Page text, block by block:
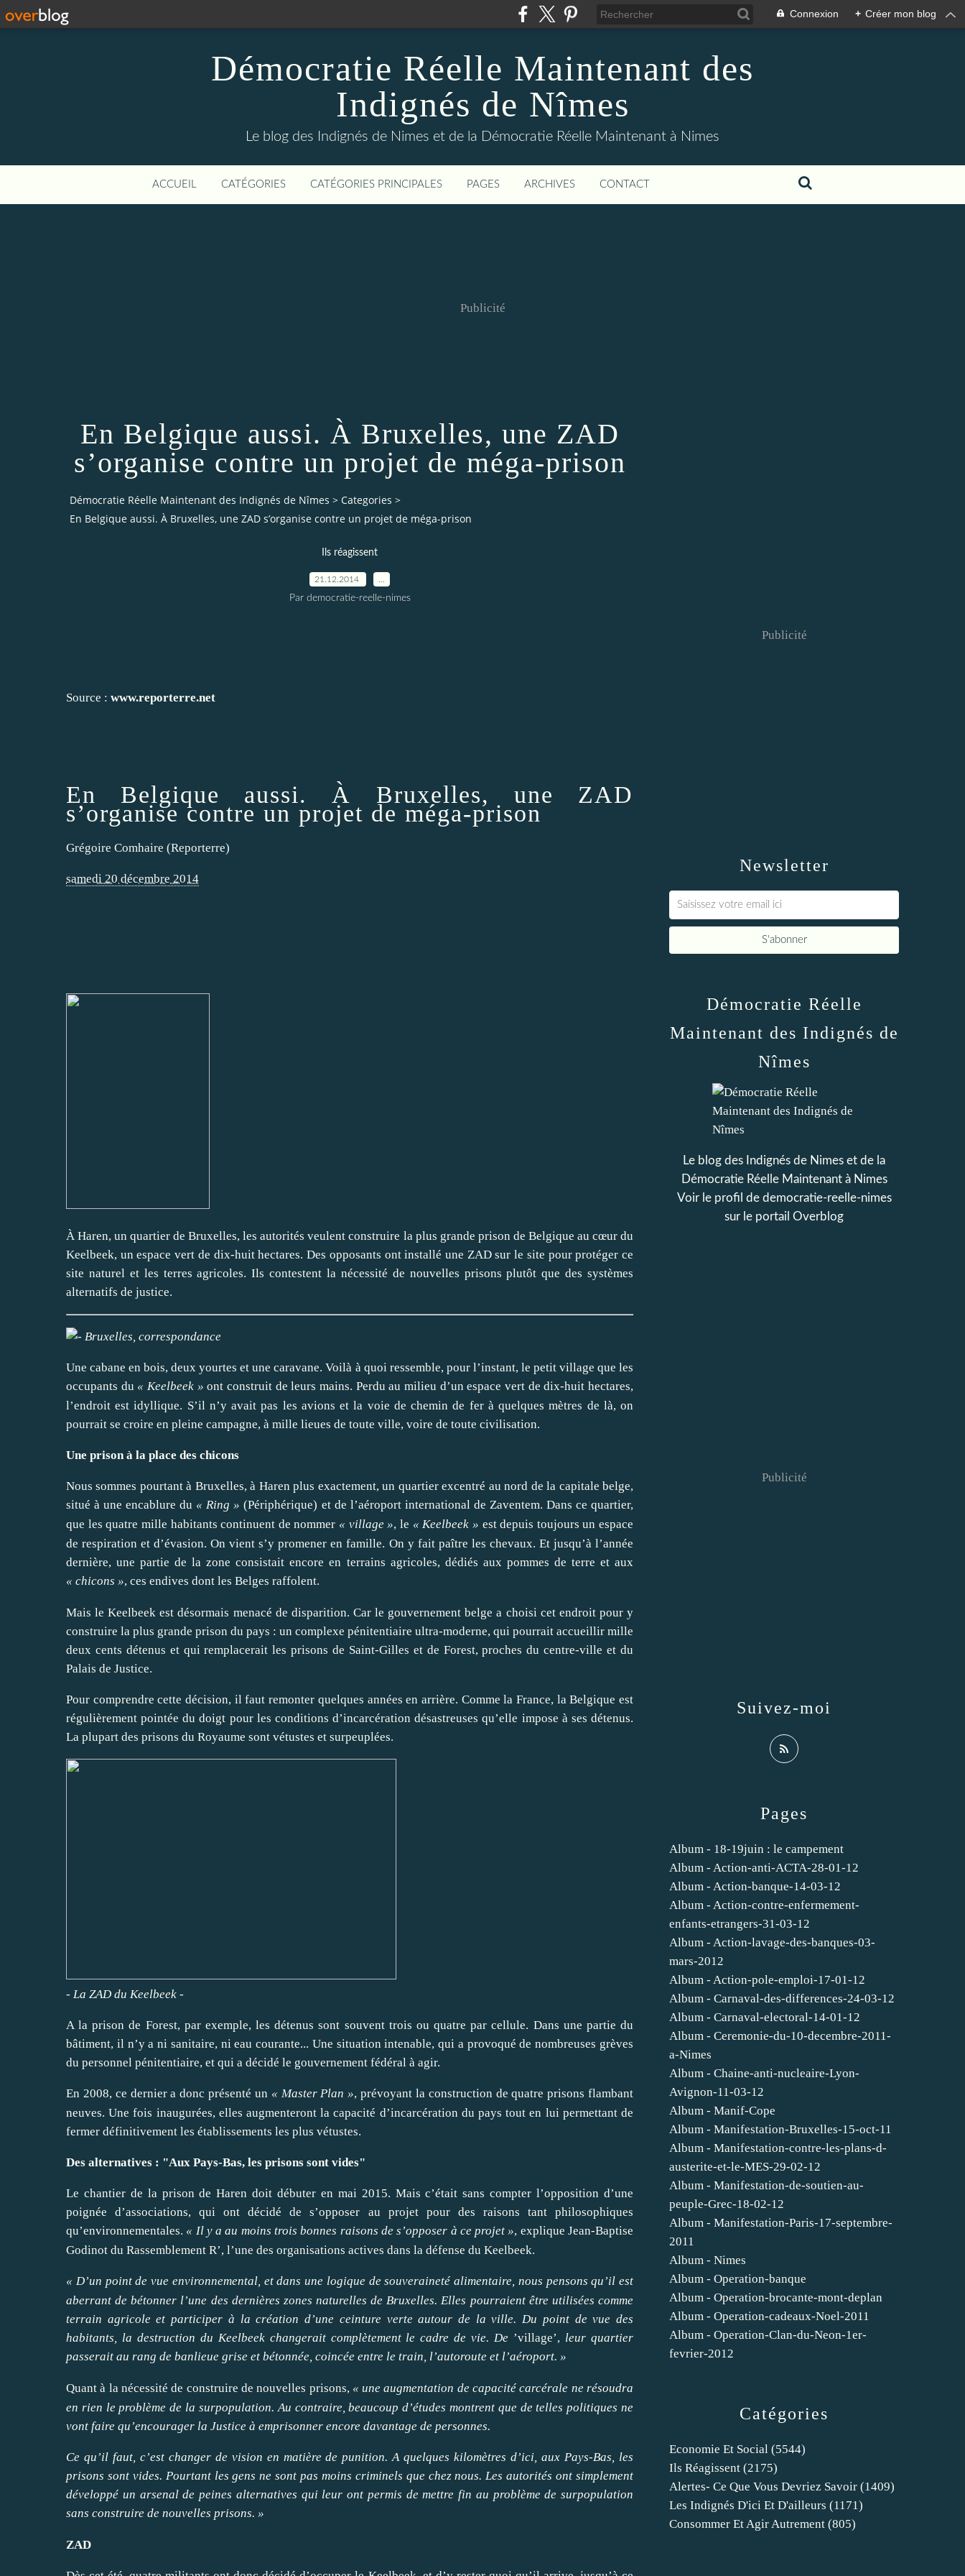
Connexion + Créer mon blog
Démocratie Réelle Maintenant des
Indignés de Nîmes
Le blog des Indignés de Nimes et de la Démocratie Réelle Maintenant à Nimes
ACCUEIL CATÉGORIES CATÉGORIES PRINCIPALES PAGES ARCHIVES CONTACT
Publicité
En Belgique aussi. À Bruxelles, une ZAD
s’organise contre un projet de méga-prison
Démocratie Réelle Maintenant des Indignés de Nîmes > Categories >
En Belgique aussi. À Bruxelles, une ZAD s’organise contre un projet de méga-prison
Ils réagissent
21.12.2014
Par democratie-reelle-nimes
Source : www.reporterre.net
En Belgique aussi. À Bruxelles, une ZAD
s’organise contre un projet de méga-prison
Grégoire Comhaire (Reporterre)
samedi 20 décembre 2014
À Haren, un quartier de Bruxelles, les autorités veulent construire la plus grande prison de Belgique au cœur du
Keelbeek, un espace vert de dix-huit hectares. Des opposants ont installé une ZADsur le site pour protéger ce
site naturel et les terres agricoles. Ils contestent la nécessité de nouvelles prisons plutôt que des systèmes
alternatifs de justice.
Bruxelles, correspondance
Une cabane en bois, deux yourtes et une caravane. Voilà à quoi ressemble, pour l’instant, le petit village que les
occupants du « Keelbeek » ont construit de leurs mains. Perdu au milieu d’un espace vert de dix-huit hectares,
l’endroit est idyllique. S’il n’y avait pas les avions et la voie de chemin de fer à quelques mètres de là, on
pourrait se croire en pleine campagne, à mille lieues de toute ville, voire de toute civilisation.
Une prison à la place des chicons
Nous sommes pourtant à Bruxelles, à Haren plus exactement, un quartier excentré au nord de la capitale belge,
situé à une encablure du « Ring » (Périphérique) et de l’aéroport international de Zaventem. Dans ce quartier,
que les quatre mille habitants continuent de nommer « village », le « Keelbeek » est depuis toujours un espace
de respiration et d’évasion. On vient s’y promener en famille. On y fait paître les chevaux. Et jusqu’à l’année
dernière, une partie de la zone consistait encore en terrains agricoles, dédiés aux pommes de terre et aux
« chicons », ces endives dont les Belges raffolent.
Mais le Keelbeek est désormais menacé de disparition. Car le gouvernement belge a choisi cet endroit pour y
construire la plus grande prison du pays : un complexe pénitentiaire ultra-moderne, qui pourrait accueillir mille
deux cents détenus et qui remplacerait les prisons de Saint-Gilles et de Forest, proches du centre-ville et du
Palais de Justice.
Pour comprendre cette décision, il faut remonter quelques années en arrière. Comme la France, la Belgique est
régulièrement pointée du doigt pour les conditions d’incarcération désastreuses qu’elle impose à ses détenus.
La plupart des prisons du Royaume sont vétustes et surpeuplées.
- La ZAD du Keelbeek -
A la prison de Forest, par exemple, les détenus sont souvent trois ou quatre par cellule. Dans une partie du
bâtiment, il n’y a ni sanitaire, ni eau courante... Une situation intenable, qui a provoqué de nombreuses grèves
du personnel pénitentiaire, et qui a décidé le gouvernement fédéral à agir.
En 2008, ce dernier a donc présenté un « Master Plan », prévoyant la construction de quatre prisons flambant
neuves. Une fois inaugurées, elles augmenteront la capacité d’incarcération du pays tout en lui permettant de
fermer définitivement les établissements les plus vétustes.
Des alternatives : "Aux Pays-Bas, les prisons sont vides"
Le chantier de la prison de Haren doit débuter en mai 2015. Mais c’était sans compter l’opposition d’une
poignée d’associations, qui ont décidé de s’opposer au projet pour des raisons tant philosophiques
qu’environnementales. « Il y a au moins trois bonnes raisons de s’opposer à ce projet », explique Jean-Baptise
Godinot du Rassemblement R’, l’une des organisations actives dans la défense du Keelbeek.
« D’un point de vue environnemental, et dans une logique de souveraineté alimentaire, nous pensons qu’il est
aberrant de bétonner l’une des dernières zones naturelles de Bruxelles. Elles pourraient être utilisées comme
terrain agricole et participer à la création d’une ceinture verte autour de la ville. Du point de vue des
habitants, la destruction du Keelbeek changerait complètement le cadre de vie. De ’village’, leur quartier
passerait au rang de banlieue grise et bétonnée, coincée entre le train, l’autoroute et l’aéroport. »
Quant à la nécessité de construire de nouvelles prisons, « une augmentation de capacité carcérale ne résoudra
en rien le problème de la surpopulation. Au contraire, beaucoup d’études montrent que de telles politiques ne
vont faire qu’encourager la Justice à emprisonner encore davantage de personnes.
Ce qu’il faut, c’est changer de vision en matière de punition. A quelques kilomètres d’ici, aux Pays-Bas, les
prisons sont vides. Pourtant les gens ne sont pas moins criminels que chez nous. Les autorités ont simplement
développé un arsenal de peines alternatives qui leur ont permis de mettre fin au problème de surpopulation
sans construire de nouvelles prisons. »
ZAD
Newsletter
Publicité
Catégories
Economie Et Social (5544)
Ils Réagissent (2175)
Alertes- Ce Que Vous Devriez Savoir (1409)
Les Indignés D'ici Et D'ailleurs (1171)
Consommer Et Agir Autrement (805)
Pages
Album - 18-19juin : le campement
Album - Action-anti-ACTA-28-01-12
Album - Action-banque-14-03-12
Album - Action-contre-enfermement-
enfants-etrangers-31-03-12
Album - Action-lavage-des-banques-03-
mars-2012
Album - Action-pole-emploi-17-01-12
Album - Carnaval-des-differences-24-03-12
Album - Carnaval-electoral-14-01-12
Album - Ceremonie-du-10-decembre-2011-
a-Nimes
Album - Chaine-anti-nucleaire-Lyon-
Avignon-11-03-12
Album - Manif-Cope
Album - Manifestation-Bruxelles-15-oct-11
Album - Manifestation-contre-les-plans-d-
austerite-et-le-MES-29-02-12
Album - Manifestation-de-soutien-au-
peuple-Grec-18-02-12
Album - Manifestation-Paris-17-septembre-
2011
Album - Nimes
Album - Operation-banque
Album - Operation-brocante-mont-deplan
Album - Operation-cadeaux-Noel-2011
Album - Operation-Clan-du-Neon-1er-
fevrier-2012
Démocratie Réelle
Maintenant des Indignés de
Nîmes
Le blog des Indignés de Nimes et de la
Démocratie Réelle Maintenant à Nimes
Voir le profil de democratie-reelle-nimes
sur le portail Overblog
Suivez-moi
Publicité